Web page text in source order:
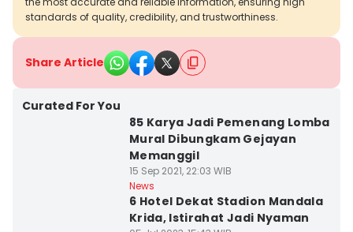
standards of quality, credibility, and trustworthiness.
Share Article
Curated For You
85 Karya Jadi Pemenang Lomba
Mural Dibungkam Gejayan
Memanggil
15 Sep 2021, 22:03 WIB
News
6 Hotel Dekat Stadion Mandala
Krida, Istirahat Jadi Nyaman